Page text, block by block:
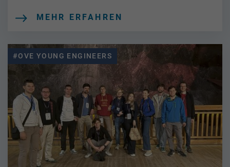
MEHR ERFAHREN
#OVE YOUNG ENGINEERS